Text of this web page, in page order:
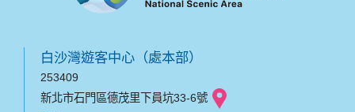
白沙灣遊客中心（處本部）
253409
新北市石門區德茂里下員坑33-6號